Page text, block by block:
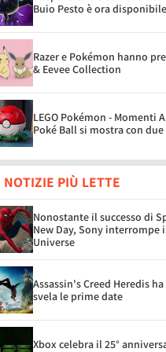
Buio Pesto è ora
Razer e Pokémon hanno
& Eevee Collection
LEGO Pokémon - Momenti
Poké Ball si mostra con
NOTIZIE PIÙ LETTE
Nonostante il successo di
New Day, Sony interrompe
Universe
Assassin's Creed Heredis
svela le prime date
Xbox celebra il 25°